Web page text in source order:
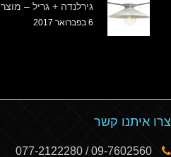
גירלנדה + גריל – מוצר 3
6 בפברואר 2017
צרו איתנו קשר